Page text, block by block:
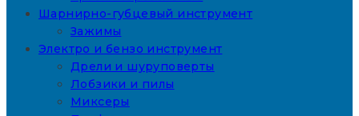
Шарнирно-губцевый инструмент
Зажимы
Электро и бензо инструмент
Дрели и шуруповерты
Лобзики и пилы
Миксеры